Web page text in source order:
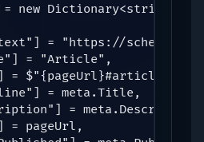
new Dictionary<string,
= "https://
= "Article",
= $"{pageUrl}#article",
= meta.Title,
=
= pageUrl,